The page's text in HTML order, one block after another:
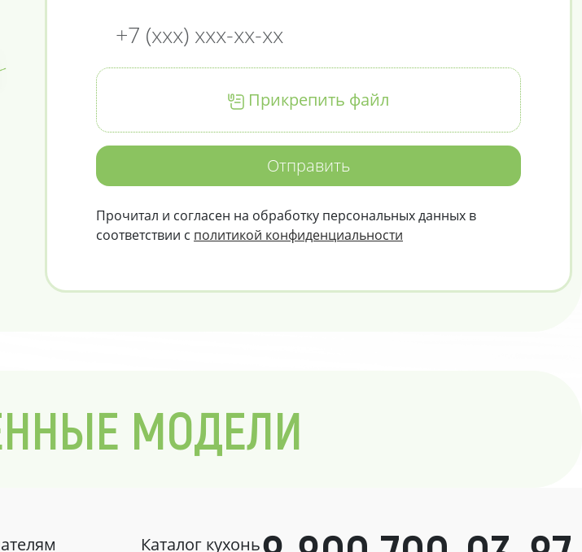
Прикрепить файл
Отправить
Прочитал и согласен на обработку персональных данных в
соответствии с политикой конфиденциальности
МОДЕЛИ
Каталог кухонь